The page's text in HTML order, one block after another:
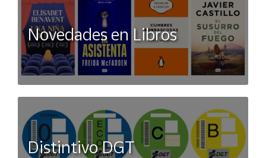
Novedades en Libros
Distintivo DGT